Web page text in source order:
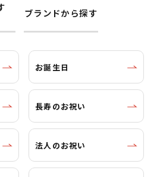
ブランドから探す
お誕生日
長寿のお祝い
法人のお祝い